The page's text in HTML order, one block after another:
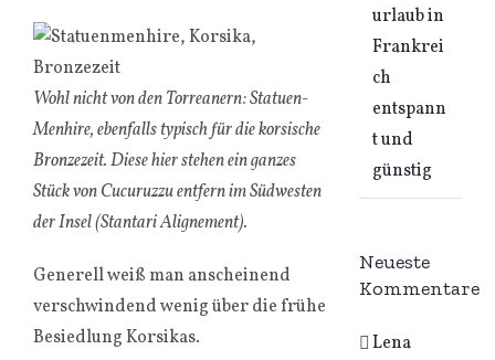
Wohl nicht von den Torreanern: Statuen-
Menhire, ebenfalls typisch für die korsische
Bronzezeit. Diese hier stehen ein ganzes
Stück von Cucuruzzu entfern im Südwesten
der Insel (Stantari Alignement).
Generell weiß man anscheinend
verschwindend wenig über die frühe
Besiedlung Korsikas.
urlaub in
Frankrei
ch
entspann
t und
günstig
Neueste
Kommentare
Lena